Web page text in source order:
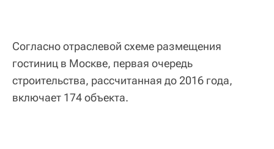
Согласно отраслевой схеме размещения
гостиниц в Москве, первая очередь
строительства, рассчитанная до 2016 года,
включает 174 объекта.